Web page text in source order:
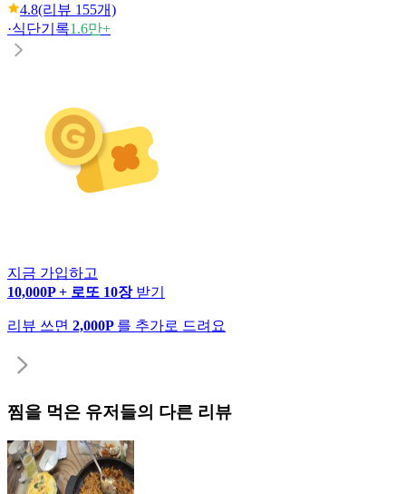
4.8(리뷰 155개)
·식단기록1.6만+
지금 가입하고
10,000P + 로또 10장 받기
리뷰 쓰면 2,000P 를 추가로 드려요
찜을 먹은 유저들의 다른 리뷰